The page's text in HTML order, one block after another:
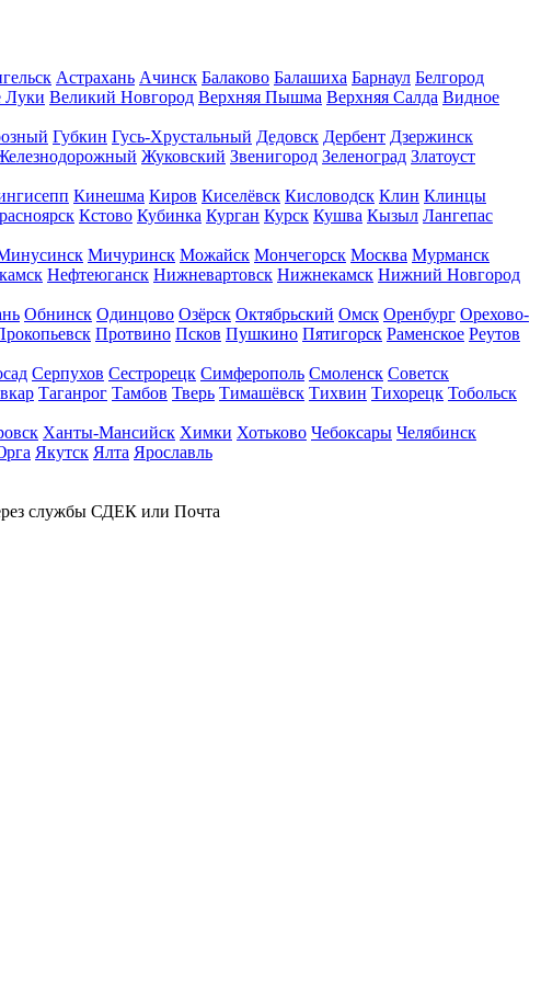
Астрахань Ачинск Балаково Балашиха Барнаул Белгород
Луки Великий Новгород Верхняя Пышма Верхняя Салда Видное
Губкин Гусь-Хрустальный Дедовск Дербент Дзержинск
Жуковский Звенигород Зеленоград Златоуст
Кинешма Киров Киселёвск Кисловодск Клин Клинцы
Кстово Кубинка Курган Курск Кушва Кызыл Лангепас
Мичуринск Можайск Мончегорск Москва Мурманск
Нефтеюганск Нижневартовск Нижнекамск Нижний Новгород
Обнинск Одинцово Озёрск Октябрьский Омск Оренбург Орехово-
Протвино Псков Пушкино Пятигорск Раменское Реутов
Серпухов Сестрорецк Симферополь Смоленск Советск
Таганрог Тамбов Тверь Тимашёвск Тихвин Тихорецк Тобольск
Ханты-Мансийск Химки Хотьково Чебоксары Челябинск
Якутск Ялта Ярославль
службы СДЕК или Почта